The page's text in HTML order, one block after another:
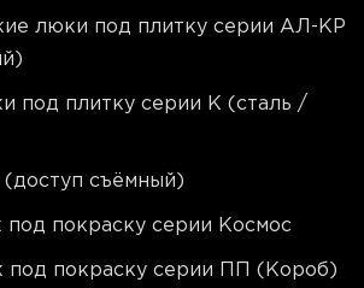
люки под плитку серии АЛ-КР
под плитку серии K (сталь /
съёмный)
покраску серии Космос
покраску серии ПП (Короб)